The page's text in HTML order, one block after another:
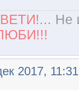
... Не
2017, 11:31